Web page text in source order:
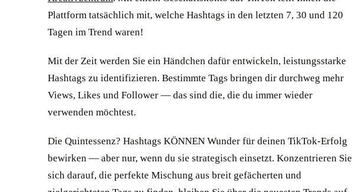
Plattform tatsächlich mit, welche Hashtags in den letzten 7, 30 und 120
Tagen im Trend waren!
Mit der Zeit werden Sie ein Händchen dafür entwickeln, leistungsstarke
Hashtags zu identifizieren. Bestimmte Tags bringen dir durchweg mehr
Views, Likes und Follower — das sind die, die du immer wieder
verwenden möchtest.
Die Quintessenz? Hashtags KÖNNEN Wunder für deinen TikTok-Erfolg
bewirken — aber nur, wenn du sie strategisch einsetzt. Konzentrieren Sie
sich darauf, die perfekte Mischung aus breit gefächerten und